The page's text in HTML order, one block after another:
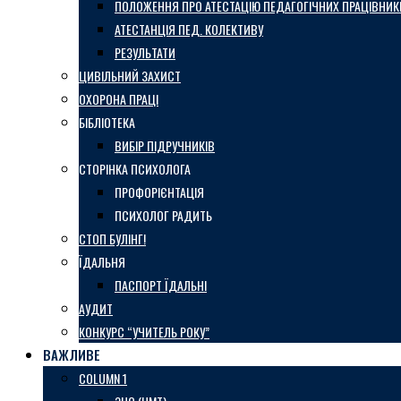
ПОЛОЖЕННЯ ПРО АТЕСТАЦІЮ ПЕДАГОГІЧНИХ
АТЕСТАНЦІЯ ПЕД. КОЛЕКТИВУ
РЕЗУЛЬТАТИ
ЦИВІЛЬНИЙ ЗАХИСТ
ОХОРОНА ПРАЦІ
БІБЛІОТЕКА
ВИБІР ПІДРУЧНИКІВ
СТОРІНКА ПСИХОЛОГА
ПРОФОРІЄНТАЦІЯ
ПСИХОЛОГ РАДИТЬ
СТОП БУЛІНГ!
ЇДАЛЬНЯ
ПАСПОРТ ЇДАЛЬНІ
АУДИТ
КОНКУРС “УЧИТЕЛЬ РОКУ”
ВАЖЛИВЕ
COLUMN 1